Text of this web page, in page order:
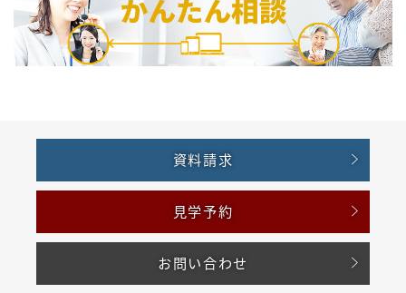
資料請求
見学予約
お問い合わせ